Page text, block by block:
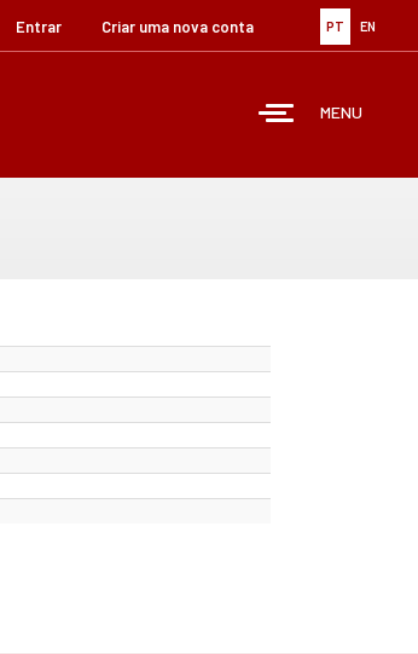
PT EN
Entrar Criar uma nova conta
MENU